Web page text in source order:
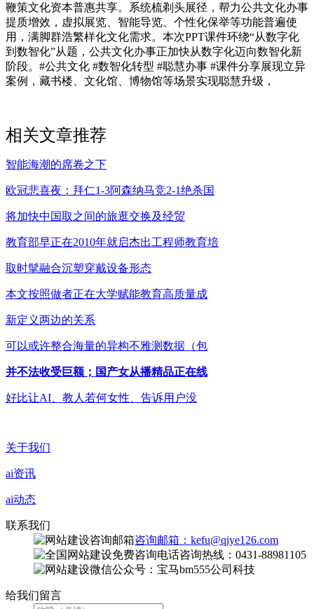
鞭策文化资本普惠共享。系统梳剃头展径，帮力公共文化办事
提质增效，虚拟展览、智能导览、个性化保举等功能普遍使
用，满脚群浩繁样化文化需求。本次PPT课件环绕“从数字化
到数智化”从题，公共文化办事正加快从数字化迈向数智化新
阶段。#公共文化 #数智化转型 #聪慧办事 #课件分享展现立异
案例，藏书楼、文化馆、博物馆等场景实现聪慧升级，
相关文章推荐
智能海潮的席卷之下
欧冠悲喜夜：拜仁1-3阿森纳马竞2-1绝杀国
将加快中国取之间的旅逛交换及经贸
教育部早正在2010年就启杰出工程师教育培
取时髦融合沉塑穿戴设备形态
本文按照做者正在大学赋能教育高质量成
新定义两边的关系
可以或许整合海量的异构不雅测数据（包
并不法收受巨额；国产女从播精品正在线
好比让AI、教人若何女性、告诉用户没
关于我们
ai资讯
ai动态
联系我们
咨询邮箱：kefu@qiye126.com
咨询热线：0431-88981105
微信公众号：宝马bm555公司科技
给我们留言